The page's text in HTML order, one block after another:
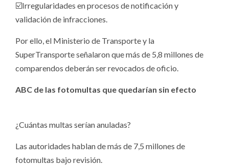
☑️Irregularidades en procesos de notificación y
validación de infracciones.
Por ello, el Ministerio de Transporte y la
SuperTransporte señalaron que más de 5,8 millones de
comparendos deberán ser revocados de oficio.
ABC de las fotomultas que quedarían sin efecto
¿Cuántas multas serían anuladas?
Las autoridades hablan de más de 7,5 millones de
fotomultas bajo revisión.